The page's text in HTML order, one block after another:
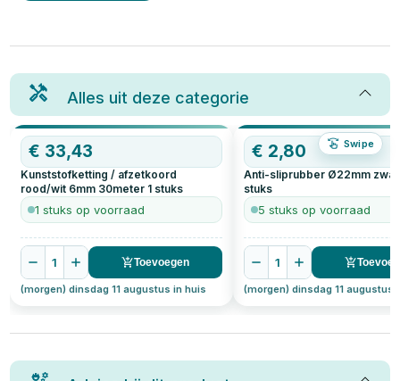
Alles uit deze categorie
Swipe
€ 33,43
Kunststofketting / afzetkoord
rood/wit 6mm 30meter 1 stuks
1 stuks op voorraad
1 Toevoegen
(morgen) dinsdag 11 augustus in huis
€ 2,80
Anti-sliprubber Ø22mm
stuks
5 stuks op voorraad
1
(morgen) dinsdag 11 augustus